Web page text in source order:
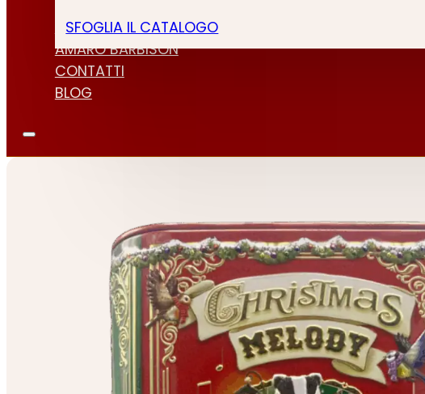
SFOGLIA IL CATALOGO
CHI SIAMO
AMARO BARBISON
CONTATTI
BLOG